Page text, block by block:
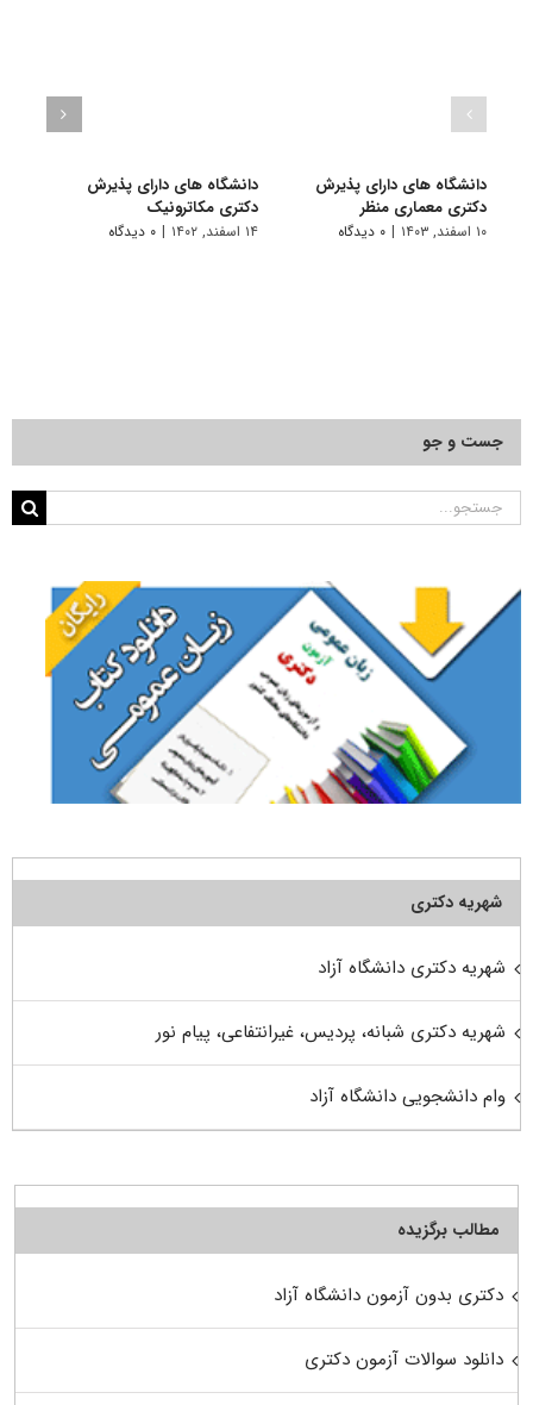
دانشگاه های دارای پذیرش
دکتری ﻣﻌﻤﺎری منظر
۱۰ اسفند, ۱۴۰۳ | ۰ دیدگاه
دانشگاه های دارای پذیرش
دکتری مکاترونیک
۱۴ اسفند, ۱۴۰۲ | ۰ دیدگاه
جست و جو
جستجو
شهریه دکتری
شهریه دکتری دانشگاه آزاد
شهریه دکتری شبانه، پردیس، غیرانتفاعی، پیام نور
وام دانشجویی دانشگاه آزاد
مطالب برگزیده
دکتری بدون آزمون دانشگاه آزاد
دانلود سوالات آزمون دکتری